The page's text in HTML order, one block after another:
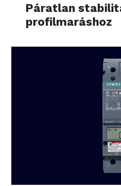
Páratlan
profilmaráshoz